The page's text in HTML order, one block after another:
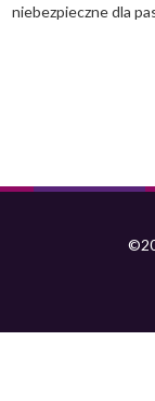
niebezpieczne dla